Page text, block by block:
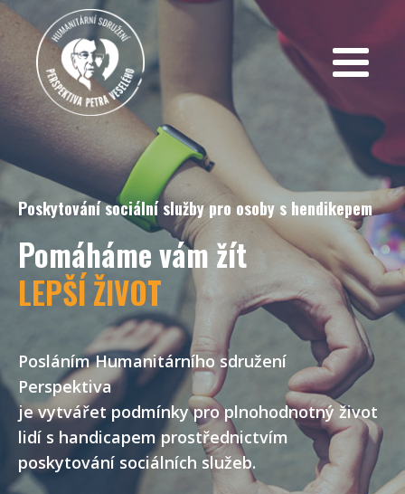
Poskytování sociální služby pro osoby s hendikepem
Pomáháme vám žít
LEPŠÍ ŽIVOT
Posláním Humanitárního sdružení
Perspektiva
je vytvářet podmínky pro plnohodnotný život
lidí s handicapem prostřednictvím
poskytování sociálních služeb.